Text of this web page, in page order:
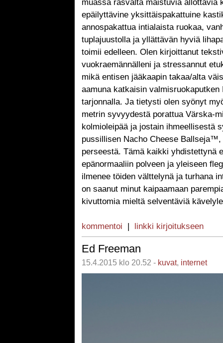
muassa rasvalta maistuvia ällöttäviä
epäilyttävine yksittäispakattuine
annospakattua intialaista ruokaa,
tuplajuustolla ja yllättävän hyviä
toimii edelleen. Olen kirjoittanut
vuokraemännälleni ja stressannut
mikä entisen jääkaapin takaa/alta
aamuna katkaisin
tarjonnalla. Ja tietysti olen syönyt
metrin syvyydestä porattua Värska-
kolmioleipää ja jostain ihmeellisestä
pussillisen Nacho Cheese
perseestä. Tämä kaikki yhdistettynä
epänormaaliin polveen ja yleiseen
ilmenee töiden välttelynä ja turhana
on saanut minut kaipaamaan
kivuttomia mieltä selventäviä
kommentoi | linkki kirjoitukseen
Ed Freeman
15.4.2015 klo 20.52 - kuvat, internet